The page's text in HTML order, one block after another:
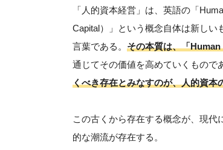
「人的資本経営」は、英語の「
Capital）」という概念自体は新しい
言葉である。 その本質は、「
通じてその価値を高めていくもので
くべき存在とみなすのが、人的資本
この古くから存在する概念が、現
的な潮流が存在する。